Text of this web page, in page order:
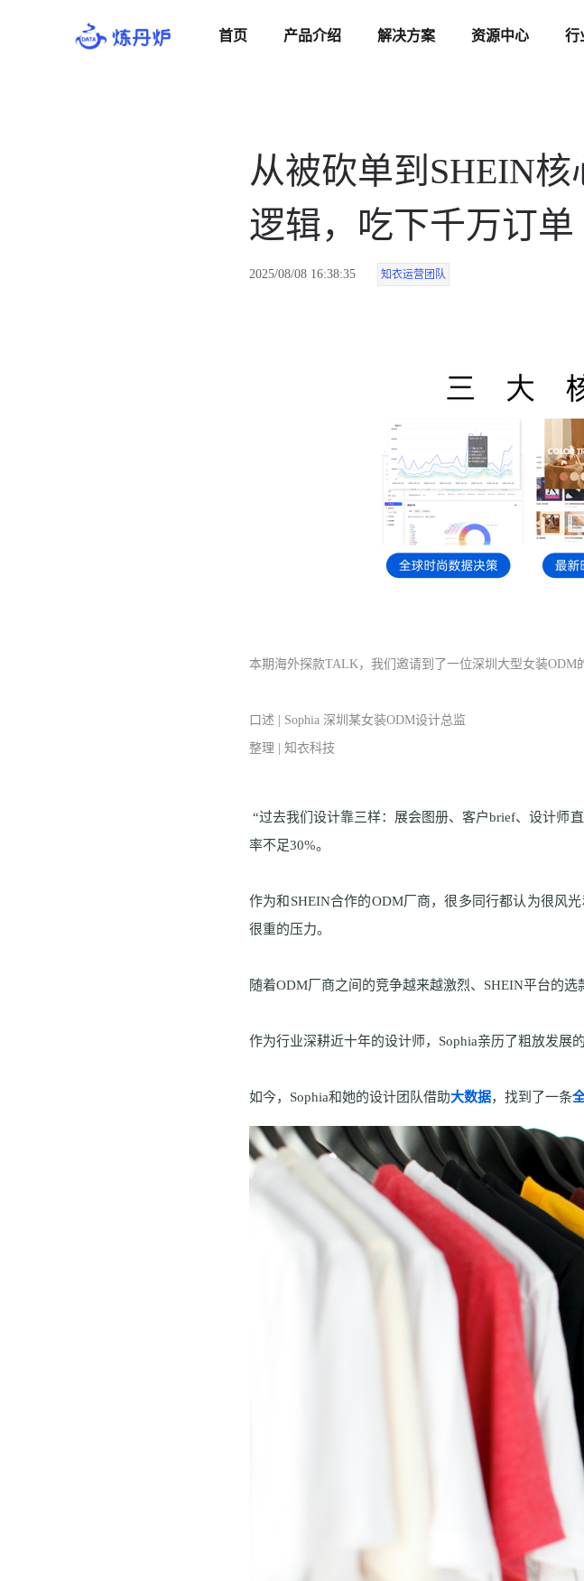
首页 产品介绍 解决方案 资源中心 行
从被砍单到SHEIN
逻辑，吃下千万订单
2025/08/08 16:38:35 知衣运营团队
本期海外探款TALK，我们邀请到了一位深圳大型女装ODM
口述 | Sophia 深圳某女装ODM设计总监
整理 | 知衣科技
“过去我们设计靠三样：展会图册、客户brief、设计师
率不足30%。
作为和SHEIN合作的ODM厂商，很多同行都认为很风
很重的压力。
随着ODM厂商之间的竞争越来越激烈、SHEIN平台的
作为行业深耕近十年的设计师，Sophia亲历了粗放发展
如今，Sophia和她的设计团队借助大数据，找到了一条